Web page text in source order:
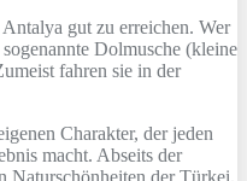
gut zu erreichen. Wer
Dolmusche (kleine
fahren sie in der
Charakter, der jeden
macht. Abseits der
Naturschönheiten der Türkei.